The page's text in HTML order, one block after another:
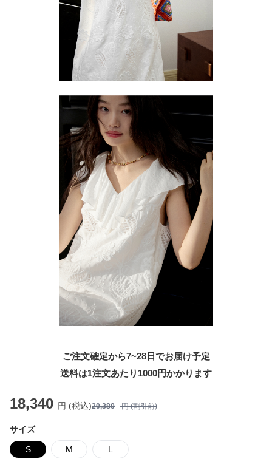
ご注文確定から7~28日でお届け予定
送料は1注文あたり 1000円かかります
18,340 円 (税込)20,380 円 (割引前)
サイズ
S M L